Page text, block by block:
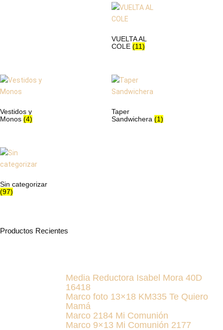
VUELTA AL
COLE (11)
Vestidos y
Monos (4)
Taper
Sandwichera (1)
Sin categorizar
(97)
Productos Recientes
Media Reductora Isabel Mora 40D
16418
Marco foto 13×18 KM335 Te Quiero
Mamá
Marco 2184 Mi Comunión
Marco 9×13 Mi Comunión 2177